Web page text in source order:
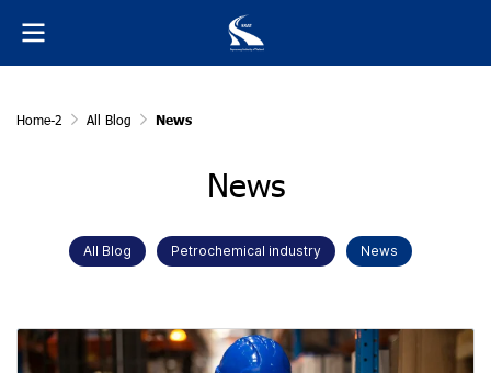
Home-2 All Blog News
News
All Blog Petrochemical industry News